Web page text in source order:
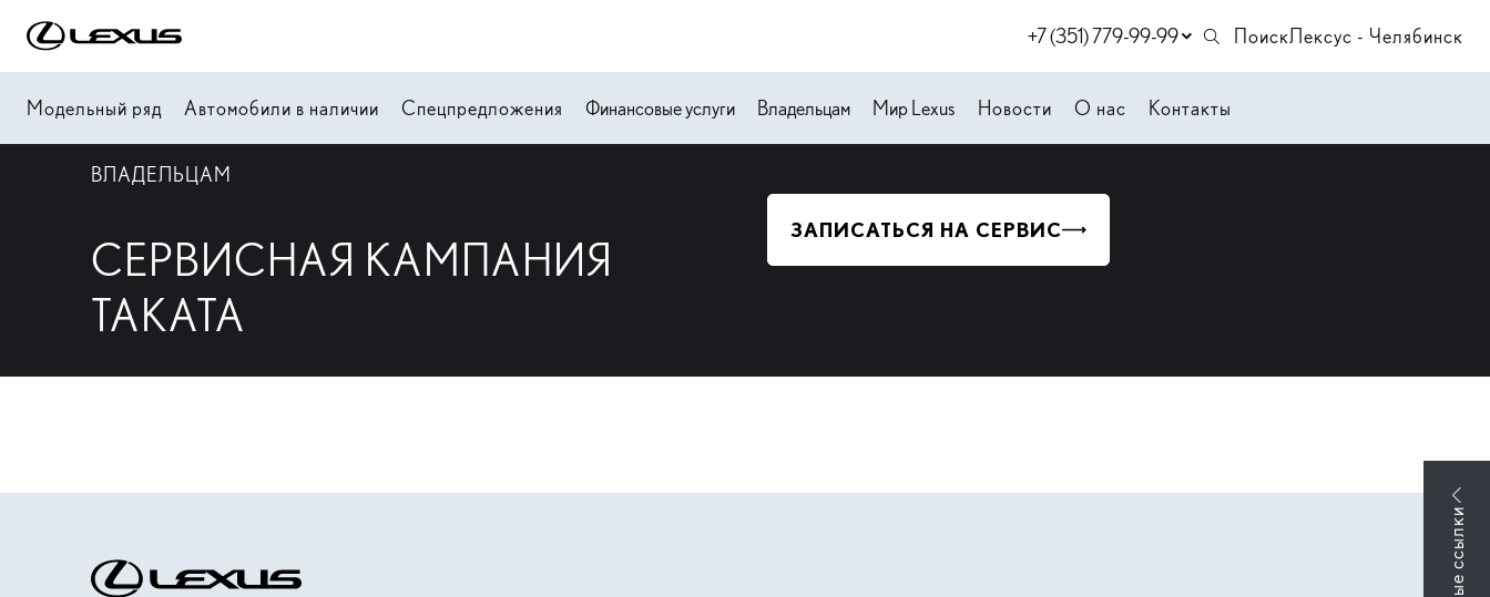
+7 (351) 779-99-99 ПоискЛексус - Челябинск
Модельный ряд Автомобили в наличии Спецпредложения Финансовые услуги Владельцам Мир Lexus Новости О нас Контакты
ВЛАДЕЛЬЦАМ
СЕРВИСНАЯ КАМПАНИЯ
TAKATA
ЗАПИСАТЬСЯ НА СЕРВИС